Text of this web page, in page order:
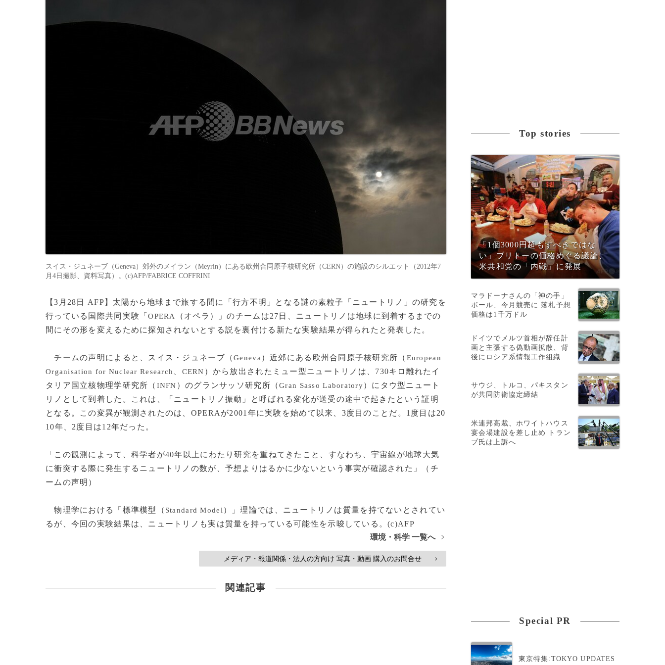
スイス・ジュネーブ（Geneva）郊外のメイラン（Meyrin）にある欧州合同原子核研究所（CERN）の施設のシルエット（2012年7
月4日撮影、資料写真）。(c)AFP/FABRICE COFFRINI
【3月28日 AFP】太陽から地球まで旅する間に「行方不明」となる謎の素粒子「ニュートリノ」の研究を
行っている国際共同実験「OPERA
（オペラ）」のチームは27日、ニュートリノは地球に到着するまでの
間にその形を変えるために探知されないとする説を裏付ける新たな実験結果が得られたと発表した。
チームの声明によると、スイス・ジュネーブ（Geneva ）近郊にある欧州合同原子核研究所（ European
Organisation for Nuclear Research
CERN ）から放出されたミュー型ニュートリノは、730キロ離れたイ
タリア国立核物理学研究所（ INFN ）のグランサッソ研究所（Gran Sasso Laboratory）にタウ型ニュート
リノとして到着した。これは、「ニュートリノ振動」と呼ばれる変化が送受の途中で起きたという証明
となる。この変異が観測されたのは、OPERAが2001年に実験を始めて以来、3度目のことだ。1度目は20
10年、2度目は12年だった。
「この観測によって、科学者が40年以上にわたり研究を重ねてきたこと、すなわち、宇宙線が地球大気
に衝突する際に発生するニュートリノの数が、予想よりはるかに少ないという事実が確認された」（チ
ームの声明）
物理学における「標準模型（ Standard Model ）」理論では、ニュートリノは質量を持てないとされてい
るが、今回の実験結果は、ニュートリノも実は質量を持っている可能性を示唆している。(c)AFP
環境・科学 一覧へ
>
メディア・報道関係・法人の方向け 写真・動画 購入のお問合せ >
関連記事
Top stories
「1個3000円超もすべきではな
い」ブリトーの価格めぐる議論、
米共和党の「内戦」に発展
マラドーナさんの「神の手」
ボール、今月競売に 落札予想
価格は1千万ドル
ドイツでメルツ首相が辞任計
画と主張する偽動画拡散、背
後にロシア系情報工作組織
サウジ、トルコ、パキスタン
が共同防衛協定締結
米連邦高裁、ホワイトハウス
宴会場建設を差し止め トラン
プ氏は上訴へ
Special PR
東京特集:TOKYO UPDATES